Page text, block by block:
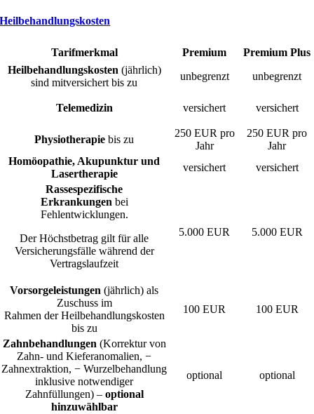
Heilbehandlungskosten
Tarifmerkmal Premium
Premium Plus
Heilbehandlungskosten (jährlich)
sind mitversichert bis zu
unbegrenzt unbegrenzt
Telemedizin versichert versichert
Physiotherapiebis zu
250 EUR pro
Jahr
250 EUR pro
Jahr
Homöopathie, Akupunktur und
Lasertherapie
versichert
versichert
Rassespezifische
Erkrankungen bei
Fehlentwicklungen.
Der Höchstbetrag gilt für alle
Versicherungsfälle während der
Vertragslaufzeit
5.000 EUR 5.000 EUR
Vorsorgeleistungen (jährlich) als
Zuschuss im
Rahmen der Heilbehandlungskosten
bis zu
100 EUR 100 EUR
Zahnbehandlungen (Korrektur von
Zahn- und Kieferanomalien, −
Zahnextraktion, − Wurzelbehandlung
inklusive notwendiger
Zahnfüllungen) – optional
hinzuwählbar
optional optional